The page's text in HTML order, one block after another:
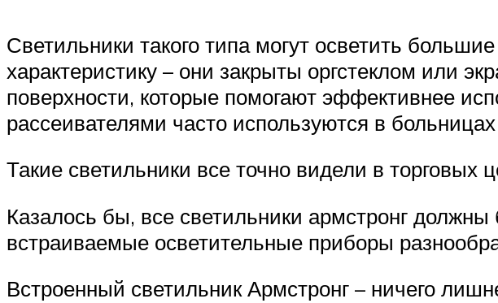
Светильники такого типа могут осветить
характеристику – они закрыты оргстеклом или
поверхности, которые помогают эффективнее
рассеивателями часто используются в
Такие светильники все точно видели в торговых
Казалось бы, все светильники армстронг
встраиваемые осветительные приборы
Встроенный светильник Армстронг – ничего